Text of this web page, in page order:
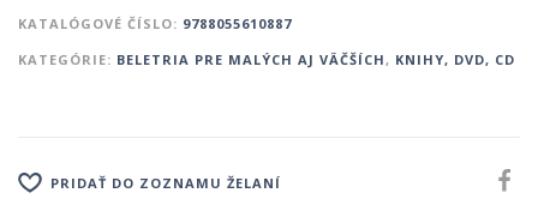
KATALÓGOVÉ ČÍSLO: 9788055610887
KATEGÓRIE: BELETRIA PRE MALÝCH AJ VÄČŠÍCH, KNIHY, DVD, CD
PRIDAŤ DO ZOZNAMU ŽELANÍ